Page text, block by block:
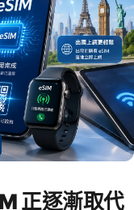
正逐漸取代